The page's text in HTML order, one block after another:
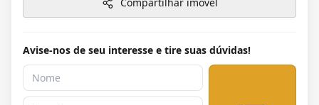
Avise-nos de seu interesse e tire suas dúvidas!